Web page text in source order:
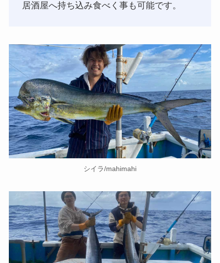
居酒屋へ持ち込み食べく事も可能です。
シイラ/mahimahi